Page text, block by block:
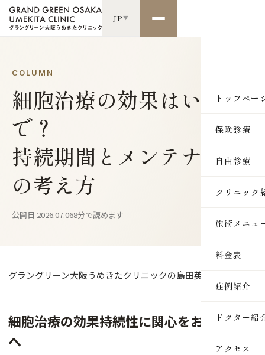
JP▼
トップペー
保険診療
自由診療
クリニック
施術メニュ
SKIN
料金表
症例紹介
ドクター紹
アクセス
COLUMN
細胞治療の効果はいつま
で？
持続期間とメンテナンス
の考え方
公開日 2026.07.068分で読めます
グラングリーン大阪うめきたクリニックの島田英徳です。
細胞治療の効果持続性に関心をお持ちの方
へ